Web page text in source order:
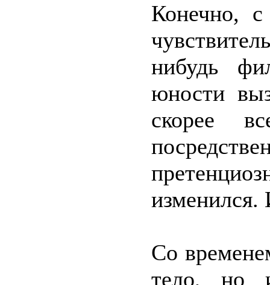
Конечно,
нибудь
юности
скорее
изменился.
Со
тело, но